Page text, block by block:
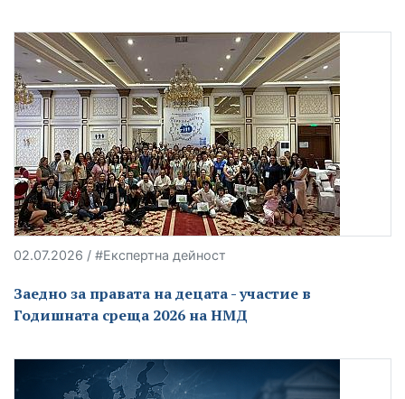
02.07.2026 / #Експертна дейност
Заедно за правата на децата - участие в
Годишната среща 2026 на НМД